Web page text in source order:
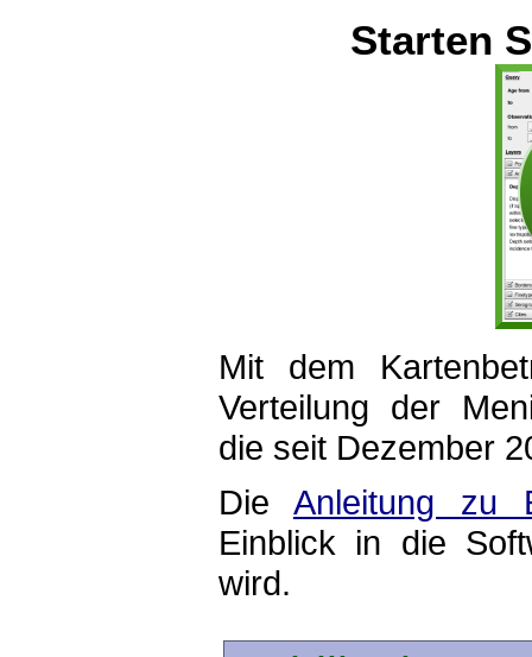
Starten
Mit dem
Verteilung der
die seit Dezember
Die Anleitung zu
Einblick in die
wird.